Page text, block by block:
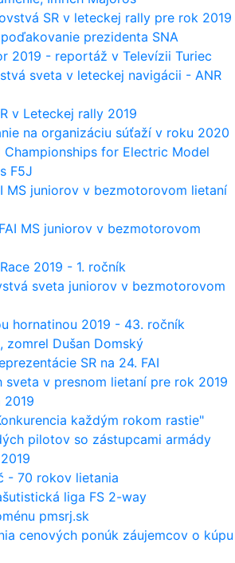
SR v leteckej rally pre rok 2019
prezidenta SNA
2019 - reportáž v Televízii Turiec
sveta v leteckej navigácii - ANR
v Leteckej rally 2019
na organizáciu súťaží v roku 2020
Championships for Electric Model
F5J
MS juniorov v bezmotorovom lietaní
MS juniorov v bezmotorovom
2019 - 1. ročník
sveta juniorov v bezmotorovom
hornatinou 2019 - 43. ročník
zomrel Dušan Domský
SR na 24. FAI
sveta v presnom lietaní pre rok 2019
2019
každým rokom rastie"
pilotov so zástupcami armády
- 70 rokov lietania
liga FS 2-way
pmsrj.sk
cenových ponúk záujemcov o kúpu